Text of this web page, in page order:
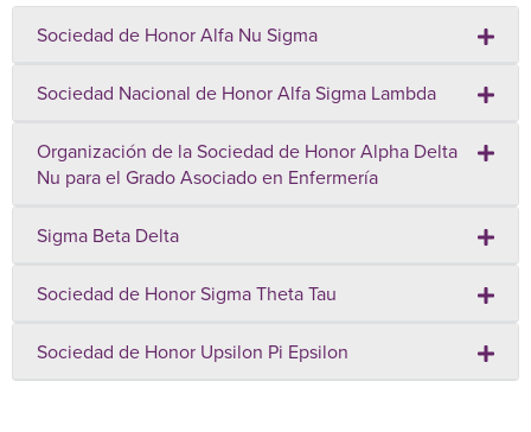
Sociedad de Honor Alfa Nu Sigma
Sociedad Nacional de Honor Alfa Sigma Lambda
Organización de la Sociedad de Honor Alpha Delta
Nu para el Grado Asociado en Enfermería
Sigma Beta Delta
Sociedad de Honor Sigma Theta Tau
Sociedad de Honor Upsilon Pi Epsilon